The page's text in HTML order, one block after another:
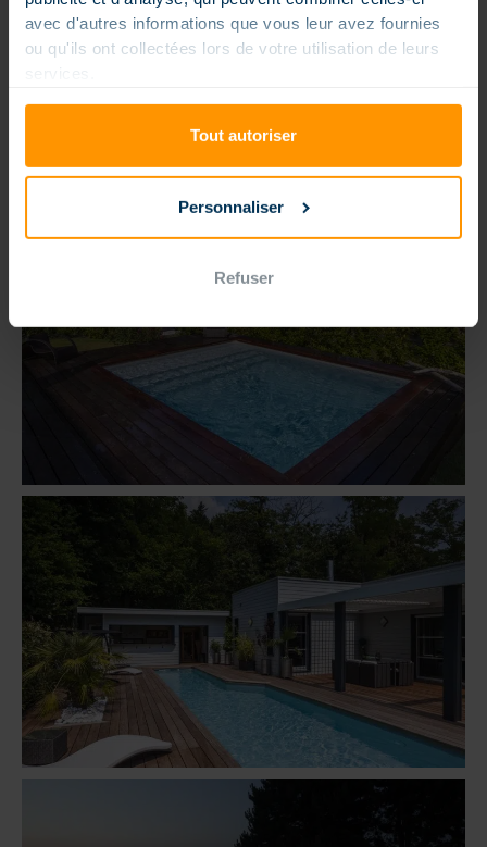
avec d'autres informations que vous leur avez fournies
ou qu'ils ont collectées lors de votre utilisation de leurs
services.
Tout autoriser
Personnaliser
Refuser